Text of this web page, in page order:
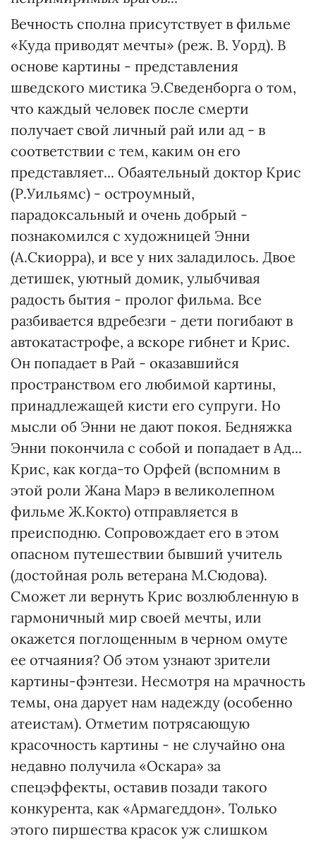
Вечность сполна присутствует в фильме
«Куда приводят мечты» (реж. В. Уорд). В
основе картины - представления
шведского мистика Э.Сведенборга о том,
что каждый человек после смерти
получает свой личный рай или ад - в
соответствии с тем, каким он его
представляет... Обаятельный доктор Крис
(Р.Уильямс) - остроумный,
парадоксальный и очень добрый -
познакомился с художницей Энни
(А.Скиорра), и все у них заладилось. Двое
детишек, уютный домик, улыбчивая
радость бытия - пролог фильма. Все
разбивается вдребезги - дети погибают в
автокатастрофе, а вскоре гибнет и Крис.
Он попадает в Рай - оказавшийся
пространством его любимой картины,
принадлежащей кисти его супруги. Но
мысли об Энни не дают покоя. Бедняжка
Энни покончила с собой и попадает в Ад...
Крис, как когда-то Орфей (вспомним в
этой роли Жана Марэ в великолепном
фильме Ж.Кокто) отправляется в
преисподню. Сопровождает его в этом
опасном путешествии бывший учитель
(достойная роль ветерана М.Сюдова).
Сможет ли вернуть Крис возлюбленную в
гармоничный мир своей мечты, или
окажется поглощенным в черном омуте
ее отчаяния? Об этом узнают зрители
картины-фэнтези. Несмотря на мрачность
темы, она дарует нам надежду (особенно
атеистам). Отметим потрясающую
красочность картины - не случайно она
недавно получила «Оскара» за
спецэффекты, оставив позади такого
конкурента, как «Армагеддон». Только
этого пиршества красок уж слишком